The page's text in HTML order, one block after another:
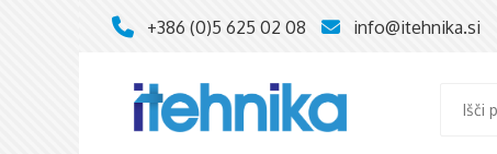
+386 (0)5 625 02 08 info@itehnika.si